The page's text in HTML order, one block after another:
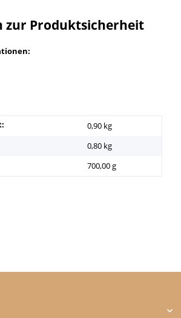
zur Produktsicherheit
0,90 kg
0,80 kg
700,00 g